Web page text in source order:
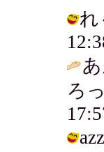
れ
ろ